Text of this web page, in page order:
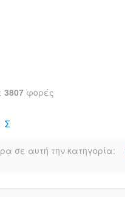
3807 φορές
Σ
σε αυτή την κατηγορία: